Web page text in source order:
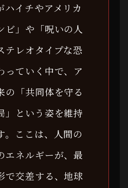
ハイチやアメリカ
ビ」や「呪いの人
テレオタイプな恐
っていく中で、ア
の「共同体を守る
」という姿を維持
。ここは、人間の
エネルギーが、最
で交差する、地球